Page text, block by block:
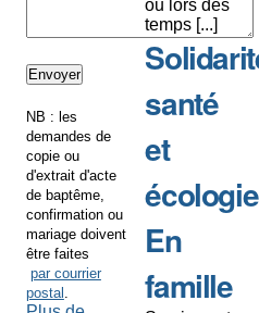
NB : les
demandes de
copie ou
d'extrait d'acte
de baptême,
confirmation ou
mariage doivent
être faites
par courrier
postal .
ou lors des
temps [...]
santé
et
écologie
En
famille